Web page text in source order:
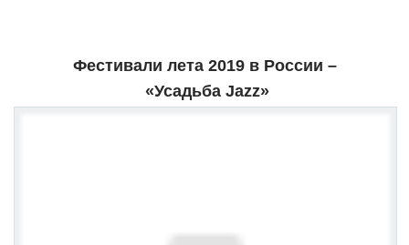
Фестивали лета 2019 в России –
«Усадьба Jazz»